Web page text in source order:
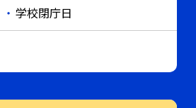
学校閉庁日